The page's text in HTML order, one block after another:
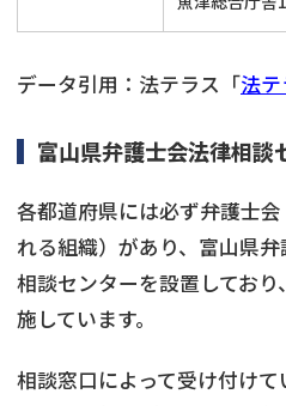
データ引用：法テラス「法
富山県弁護士会法律相談
各都道府県には必ず弁護士
れる組織）があり、富山県
相談センターを設置してお
施しています。
相談窓口によって受け付け